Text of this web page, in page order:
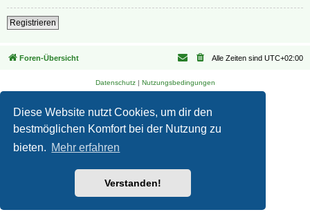
Diese Website nutzt Cookies, um dir den
bestmöglichen Komfort bei der Nutzung zu
bieten. Mehr erfahren
Verstanden!
Registrieren
Foren-Übersicht Alle Zeiten sind UTC+02:00
Datenschutz| Nutzungsbedingungen